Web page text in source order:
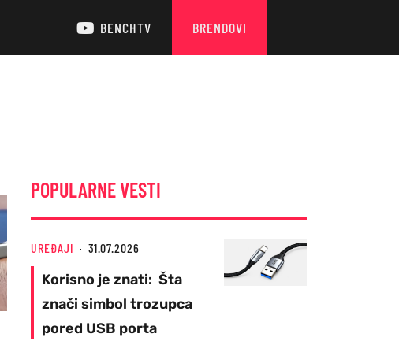
BENCHTV BRENDOVI
POPULARNE VESTI
UREĐAJI 31.07.2026
Korisno je znati: Šta
znači simbol trozupca
pored USB porta